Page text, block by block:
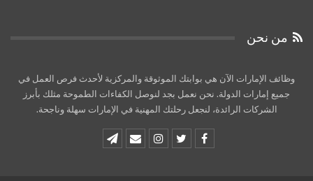
من نحن
وظائف الإمارات الآن هي بوابتك الموثوقة والمركزية لأحدث فرص العمل في
جميع إمارات الدولة. نحن نعمل بجد لنوصل الكفاءات الطموحة مثلك بأبرز
الشركات الرائدة، لنجعل رحلتك المهنية في الإمارات سهلة وناجحة.